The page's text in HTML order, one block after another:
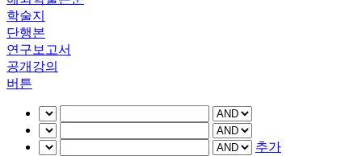
학술지
단행본
연구보고서
공개강의
버튼
추가